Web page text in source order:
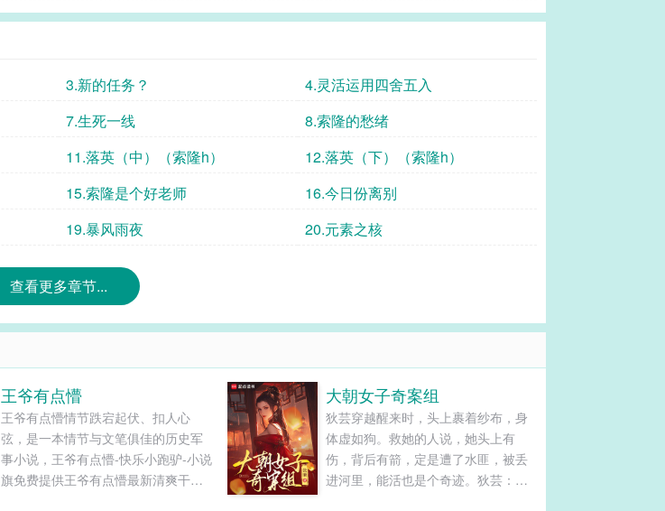
3.新的任务？
4.灵活运用四舍五入
7.生死一线
8.索隆的愁绪
11.落英（中）（索隆h）
12.落英（下）（索隆h）
15.索隆是个好老师
16.今日份离别
19.暴风雨夜 20.元素之核
查看更多章节...
王爷有点懵
王爷有点懵情节跌宕起伏、扣人心
弦，是一本情节与文笔俱佳的历史军
事小说，王爷有点懵-快乐小跑驴-小说
旗免费提供王爷有点懵最新清爽干净
大朝女子奇案组
狄芸穿越醒来时，头上裹着纱布，身
体虚如狗。救她的人说，她头上有
伤，背后有箭，定是遭了水匪，被丢
进河里，能活也是个奇迹。狄芸：不